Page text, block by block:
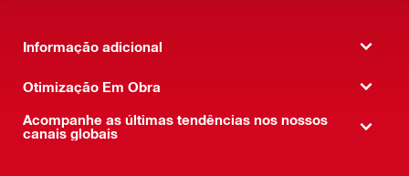
Informação adicional
Otimização Em Obra
Acompanhe as últimas tendências nos nossos
canais globais